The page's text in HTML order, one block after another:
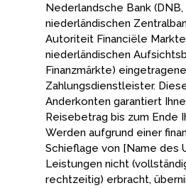
Nederlandsche Bank
niederländischen
Autoriteit Financiële
niederländischen
Finanzmärkte)
Zahlungsdienstleister.
Anderkonten garantiert
Reisebetrag bis zum Ende
Werden aufgrund einer
Schieflage von [Name des
Leistungen nicht
rechtzeitig) erbracht,